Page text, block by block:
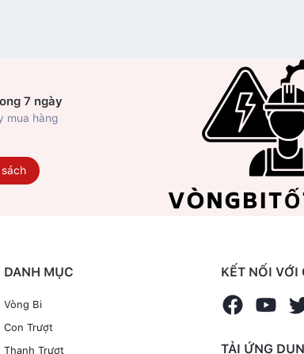
7 ngày
mua hàng
DANH MỤC
Vòng Bi
Con Trượt
Thanh Trượt
KẾT NỐI VỚI
TẢI ỨNG